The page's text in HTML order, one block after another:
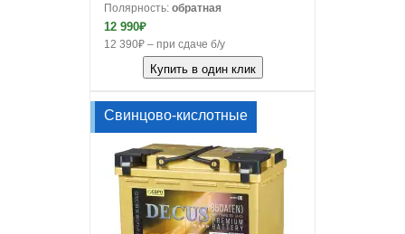
Полярность: обратная
12 990₽
12 390₽ – при сдаче б/у
Купить в один клик
Свинцово-кислотные